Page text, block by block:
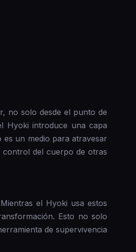
no solo desde el punto de
Hyoki introduce una capa
un medio para atravesar
del cuerpo de otras
el Hyoki usa estos
Esto no solo
de supervivencia